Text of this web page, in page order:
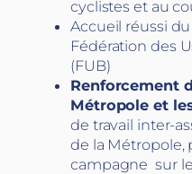
cyclistes et au
Accueil réussi
Fédération des
(FUB)
Renforcement
Métropole et
de travail inter-
de la Métropole,
campagne sur